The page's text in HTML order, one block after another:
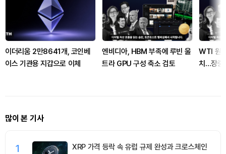
이더리움 2만8641개, 코인베
이스 기관용 지갑으로 이체
엔비디아, HBM 부족에 루빈 울
트라 GPU 구성 축소 검토
WTI 원
치…장중
많이 본 기사
1 XRP 가격 등락 속 유럽 규제 완성과 크로스체인